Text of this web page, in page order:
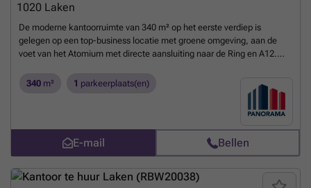
1020 Laken
De moderne kantoorruimte van 340 m² op het eerste verdiep is
gelegen op een top-business locatie met groene omgeving, aan de
voet van het Atomium met directe aansluiting naar de Ring en A12.
Zaventem bevindt zich op slechts 15 min. De ruimte kan opgesplits
worden in 5 units van 68 m². Het prestigieus kantoorgebouw geniet
permanente technische & commerciële ondersteuning en 24/24u
security. Daarnaast is het gebouw voorzien van zonnepanelen,
airconditioning, veel lichtinval en een strakke eigentijdse look. Tevens
is er een zeer ruime parking voorzien van 1.500 parkeerplaatsen (in-
en outdoor) met laadmogelijkheden. Afhankelijk van uw
bedrijfsbehoeften zijn grotere of kleinere oppervlaktes bespreekbaar.
340 m² 1 parkeerplaats(en)
E-mail Bellen